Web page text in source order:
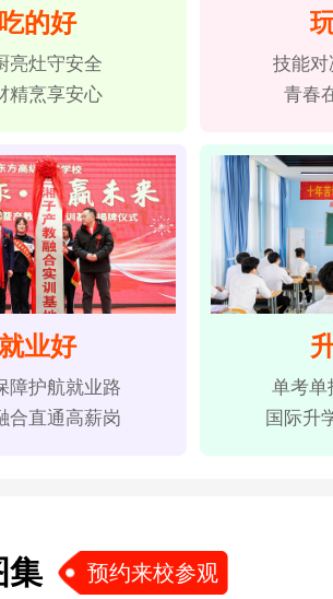
吃的好
亮灶守安全
精烹享安心
技能对
青春
业好
障护航就业路
合直通高薪岗
单考单
国际升
集 预约来校参观